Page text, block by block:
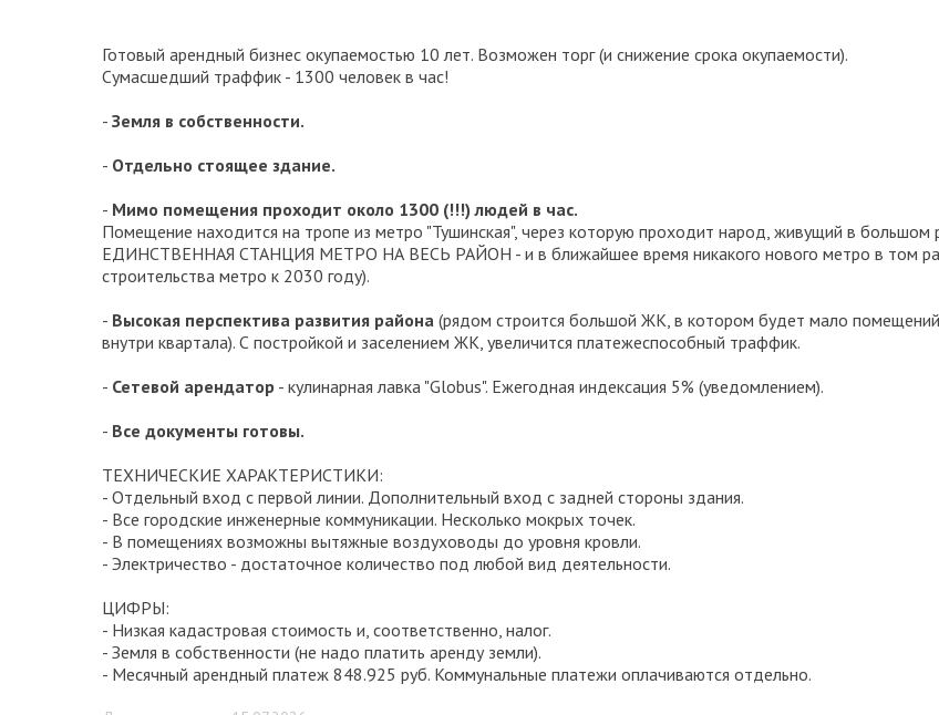
Готовый арендный бизнес окупаемостью 10 лет. Возможен торг (и снижение срока окупаемости).
Сумасшедший траффик - 1300 человек в час!
- Земля в собственности.
- Отдельно стоящее здание.
- Мимо помещения проходит около 1300 (!!!) людей в час.
Помещение находится на тропе из метро "Тушинская", через которую проходит народ, живущий в большом
ЕДИНСТВЕННАЯ СТАНЦИЯ МЕТРО НА ВЕСЬ РАЙОН - и в ближайшее время никакого нового метро в том
строительства метро к 2030 году).
- Высокая перспектива развития района (рядом строится большой ЖК, в котором будет мало
внутри квартала). С постройкой и заселением ЖК, увеличится платежеспособный траффик.
- Сетевой арендатор - кулинарная лавка "Globus". Ежегодная индексация 5% (уведомлением).
- Все документы готовы.
ТЕХНИЧЕСКИЕ ХАРАКТЕРИСТИКИ:
- Отдельный вход с первой линии. Дополнительный вход с задней стороны здания.
- Все городские инженерные коммуникации. Несколько мокрых точек.
- В помещениях возможны вытяжные воздуховоды до уровня кровли.
- Электричество - достаточное количество под любой вид деятельности.
ЦИФРЫ:
- Низкая кадастровая стоимость и, соответственно, налог.
- Земля в собственности (не надо платить аренду земли).
- Месячный арендный платеж 848.925 руб. Коммунальные платежи оплачиваются отдельно.